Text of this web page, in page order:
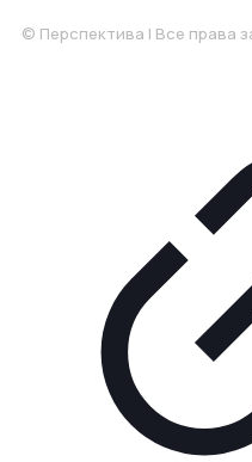
© Перспектива | Все права